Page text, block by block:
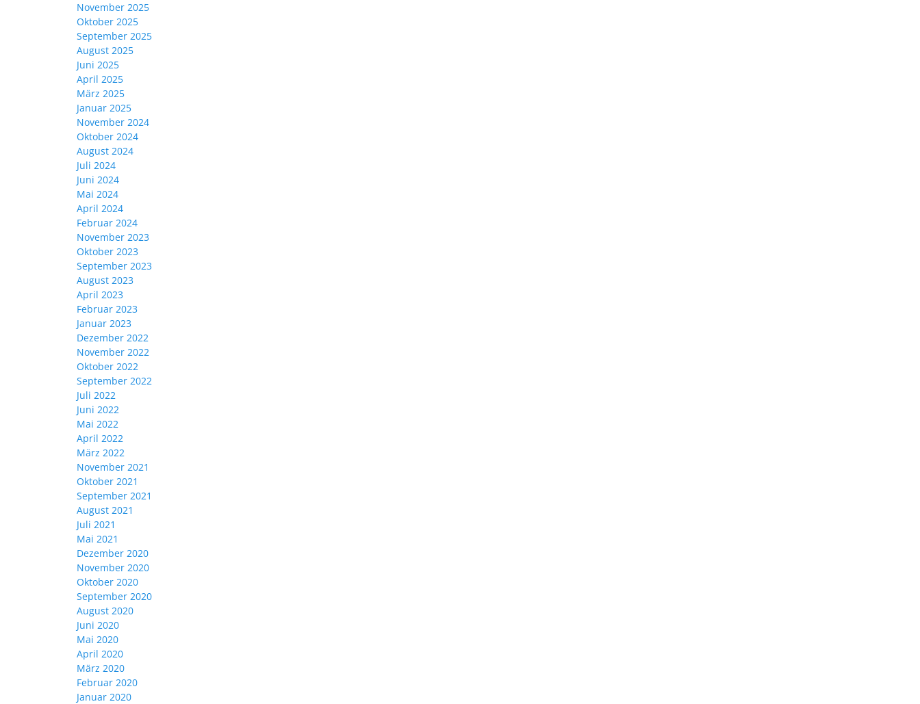
November 2025
Oktober 2025
September 2025
August 2025
Juni 2025
April 2025
März 2025
Januar 2025
November 2024
Oktober 2024
August 2024
Juli 2024
Juni 2024
Mai 2024
April 2024
Februar 2024
November 2023
Oktober 2023
September 2023
August 2023
April 2023
Februar 2023
Januar 2023
Dezember 2022
November 2022
Oktober 2022
September 2022
Juli 2022
Juni 2022
Mai 2022
April 2022
März 2022
November 2021
Oktober 2021
September 2021
August 2021
Juli 2021
Mai 2021
Dezember 2020
November 2020
Oktober 2020
September 2020
August 2020
Juni 2020
Mai 2020
April 2020
März 2020
Februar 2020
Januar 2020